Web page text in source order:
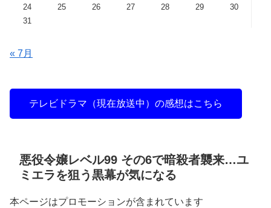
24
25 26 27 28 29
30
31
« 7月
テレビドラマ（現在放送中）の感想はこちら
悪役令嬢レベル99 その6で暗殺者襲来…ユ
ミエラを狙う黒幕が気になる
本ページはプロモーションが含まれています